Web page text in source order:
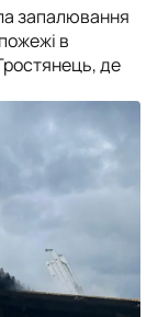
запалювання
в
де